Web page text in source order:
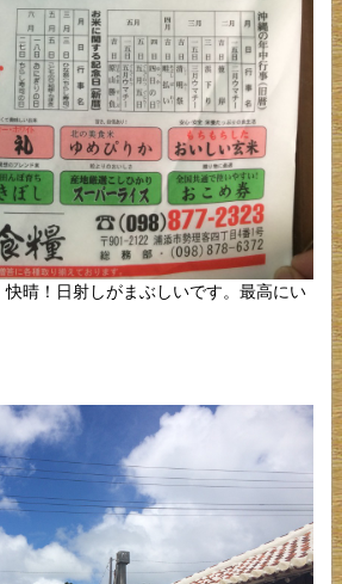
快晴！日射しがまぶしいです。最高にい